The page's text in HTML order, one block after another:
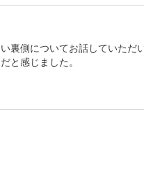
裏側についてお話していただ
と感じました。